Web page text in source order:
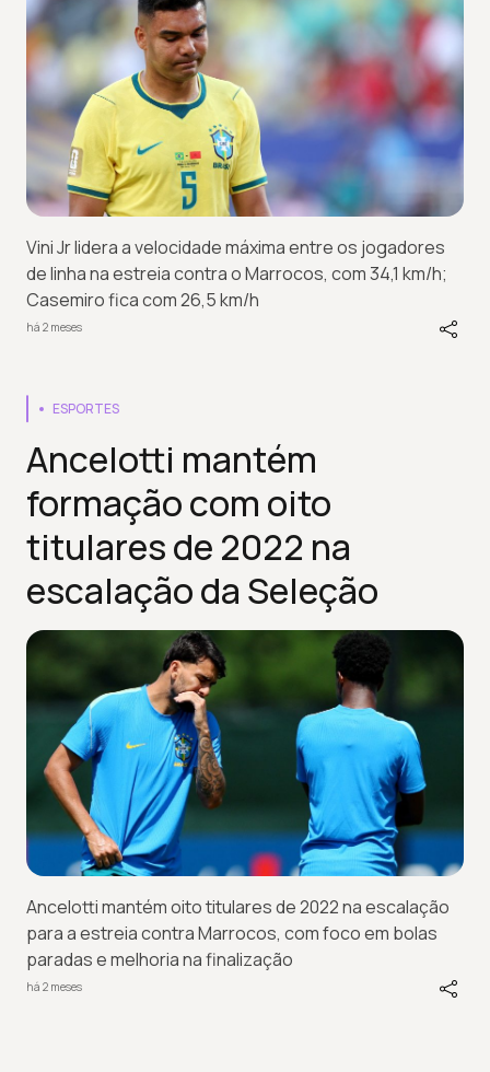
Vini Jr lidera a velocidade máxima entre os jogadores
de linha na estreia contra o Marrocos, com 34,1 km/h;
Casemiro fica com 26,5 km/h
há 2 meses
ESPORTES
Ancelotti mantém
formação com oito
titulares de 2022 na
escalação da Seleção
Ancelotti mantém oito titulares de 2022 na escalação
para a estreia contra Marrocos, com foco em bolas
paradas e melhoria na finalização
há 2 meses